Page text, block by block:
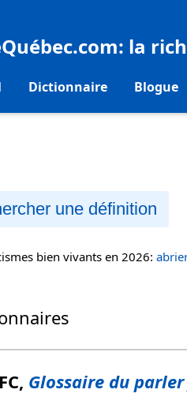
: la
Dictionnaire Blogue
une définition
bien vivants en 2026: abrier
Glossaire du